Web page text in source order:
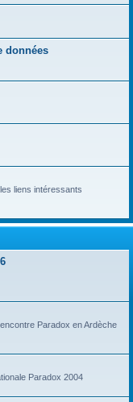
données
liens intéressants
Paradox en Ardèche
Paradox 2004